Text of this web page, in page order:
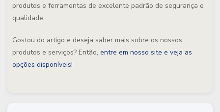
produtos e ferramentas de excelente padrão de segurança e
qualidade.
Gostou do artigo e deseja saber mais sobre os nossos
produtos e serviços? Então, entre em nosso site e veja as
opções disponíveis!